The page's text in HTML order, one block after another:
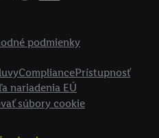
podmienky
CompliancePrístupnosť
nariadenia EÚ
súbory cookie